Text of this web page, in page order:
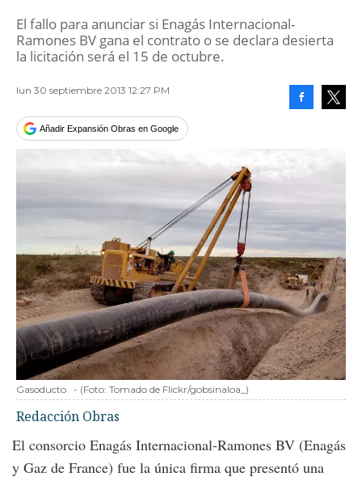
El fallo para anunciar si Enagás Internacional-
Ramones BV gana el contrato o se declara desierta
la licitación será el 15 de octubre.
lun 30 septiembre 2013 12:27 PM
Añadir Expansión Obras en Google
Gasoducto - (Foto: Tomado de Flickr/gobsinaloa_ )
Redacción Obras
El consorcio Enagás Internacional-Ramones BV (Enagás
y Gaz de France) fue la única firma que presentó una